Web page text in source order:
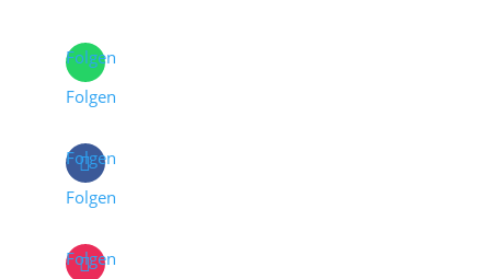
Folgen
Folgen
Folgen
Folgen
Folgen